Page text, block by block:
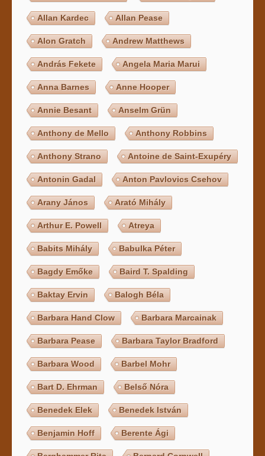
Allan Kardec Allan Pease
Alon Gratch Andrew Matthews
András Fekete Angela Maria Marui
Anna Barnes Anne Hooper
Annie Besant Anselm Grün
Anthony de Mello Anthony Robbins
Anthony Strano Antoine de Saint-Exupéry
Antonin Gadal Anton Pavlovics Csehov
Arany János Arató Mihály
Arthur E. Powell Atreya
Babits Mihály Babulka Péter
Bagdy Emőke Baird T. Spalding
Baktay Ervin Balogh Béla
Barbara Hand Clow Barbara Marcainak
Barbara Pease Barbara Taylor Bradford
Barbara Wood Barbel Mohr
Bart D. Ehrman Belső Nóra
Benedek Elek Benedek István
Benjamin Hoff Berente Ági